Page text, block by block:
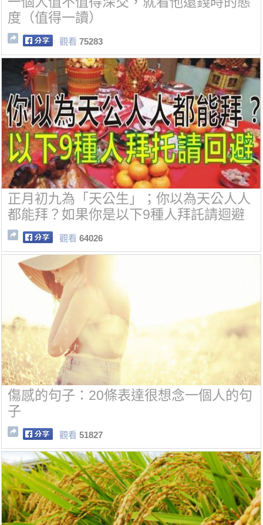
度（值得一讀）
觀看 75283
正月初九為「天公生」；你以為天公人人
都能拜？如果你是以下9種人拜託請迴避
觀看 64026
傷感的句子：20條表達很想念一個人的句
子
觀看 51827